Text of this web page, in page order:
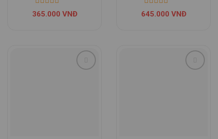
365.000 VNĐ 645.000 VNĐ